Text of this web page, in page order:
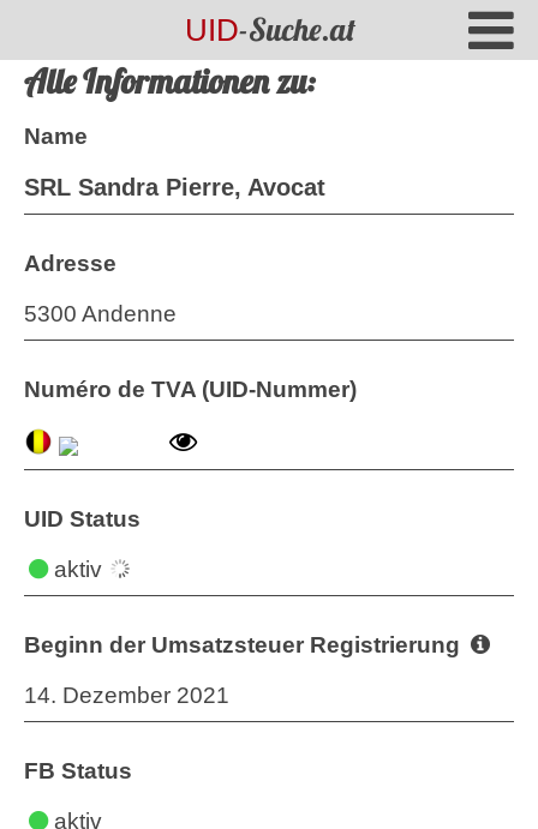
UID-Suche.at
Alle Informationen zu:
Name
SRL Sandra Pierre, Avocat
Adresse
5300 Andenne
Numéro de TVA (UID-Nummer)
UID Status
aktiv
Beginn der Umsatzsteuer Registrierung
14. Dezember 2021
FB Status
aktiv